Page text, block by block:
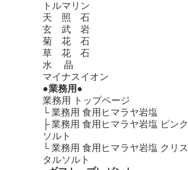
トルマリン
天 照 石
玄 武 岩
菊 花 石
草 花 石
水 晶
マイナスイオン
●業務用●
業務用 トップページ
└業務用 食用ヒマラヤ岩塩
├業務用 食用ヒマラヤ岩塩 ピンク
ソルト
└業務用 食用ヒマラヤ岩塩 クリス
タルソルト